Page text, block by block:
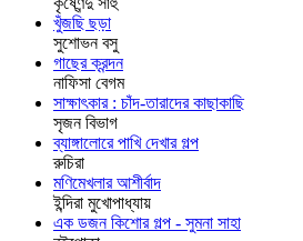
খুঁজছি ছড়া
সুশোভন বসু
গাছের ক্রন্দন
নাফিসা বেগম
সাক্ষাৎকার : চাঁদ-তারাদের কাছাকাছি
সৃজন বিভাগ
ব্যাঙ্গালোরে পাখি দেখার গল্প
রুচিরা
মণিমেখলার আশীর্বাদ
ইন্দিরা মুখোপাধ্যায়
এক ডজন কিশোর গল্প - সুমনা সাহা